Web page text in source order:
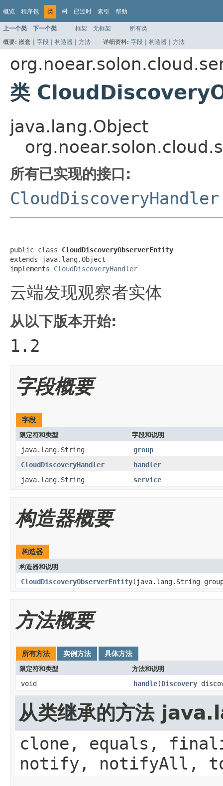
概览 程序包 类 树 已过时 索引 帮助
上一个类 下一个类 框架 无框架
所有类
概要: 嵌套 | 字段 | 构造器 | 方法 详细资料: 字段 | 构造器 | 方法
类
java.lang.Object
所有已实现的接口:
CloudDiscoveryHandler
public class CloudDiscoveryObserverEntity
extends java.lang.Object
implements CloudDiscoveryHandler
云端发现观察者实体
从以下版本开始:
1.2
字段概要
字段
限定符和类型 字段和说明
java.lang.String
group
CloudDiscoveryHandler
handler
java.lang.String
service
构造器概要
构造器
构造器和说明
CloudDiscoveryObserverEntity(java.lang.String
方法概要
所有方法 实例方法 具体方法
限定符和类型 方法和说明
void handle(Discovery
从类继承的方法
clone, equals,
notify, notifyAll,